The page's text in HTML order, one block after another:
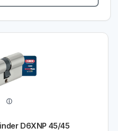
D6XNP 45/45